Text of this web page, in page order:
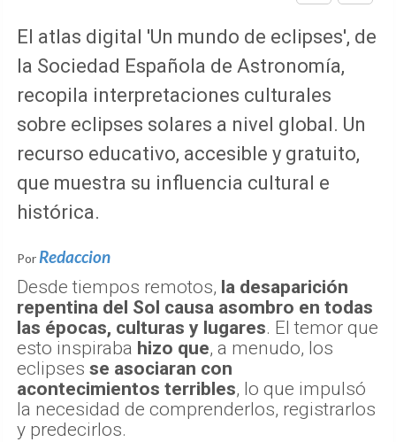
El atlas digital 'Un mundo de eclipses', de
la Sociedad Española de Astronomía,
recopila interpretaciones culturales
sobre eclipses solares a nivel global. Un
recurso educativo, accesible y gratuito,
que muestra su influencia cultural e
histórica.
Por Redaccion
Desde tiempos remotos, la desaparición
repentina del Sol causa asombro en todas
las épocas, culturas y lugares. El temor que
esto inspiraba hizo que, a menudo, los
eclipses se asociaran con
acontecimientos terribles, lo que impulsó
la necesidad de comprenderlos, registrarlos
y predecirlos.